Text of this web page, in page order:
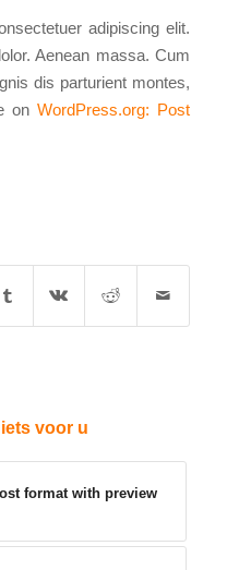
adipiscing elit.
Aenean massa. Cum
dis parturient montes,
onWordPress.org: Post
voor u
format with preview